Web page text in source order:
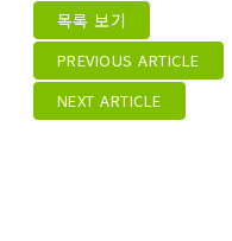
목록 보기
PREVIOUS ARTICLE
NEXT ARTICLE